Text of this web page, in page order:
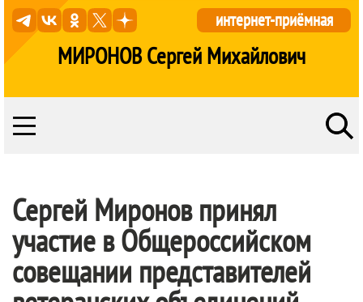
МИРОНОВ Сергей Михайлович
интернет-приёмная
Сергей Миронов принял
участие в Общероссийском
совещании представителей